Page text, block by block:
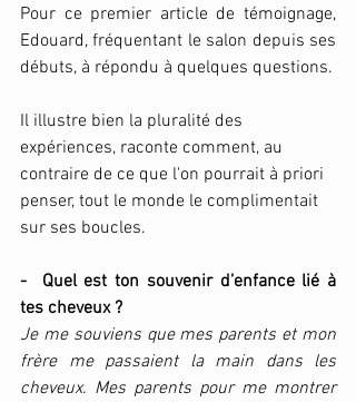
Pour ce premier article de témoignage,
Edouard, fréquentant le salon depuis ses
Il illustre bien la pluralité des
expériences, raconte comment, au
contraire de ce que l'on pourrait à priori
penser, tout le monde le complimentait
sur ses boucles.
-  Quel est ton souvenir d’enfance lié à
tes cheveux ?
Je me souviens que mes parents et mon
frère me passaient la main dans les
cheveux. Mes parents pour me montrer